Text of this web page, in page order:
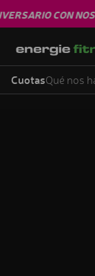
CON
CuotasQué nos